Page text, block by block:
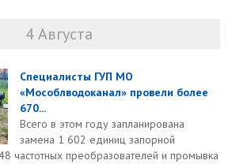
4 Августа
Специалисты ГУП МО
«Мособлводоканал» провели более
670...
Всего в этом году запланирована
замена 1 602 единиц запорной
частотных преобразователей и промывка